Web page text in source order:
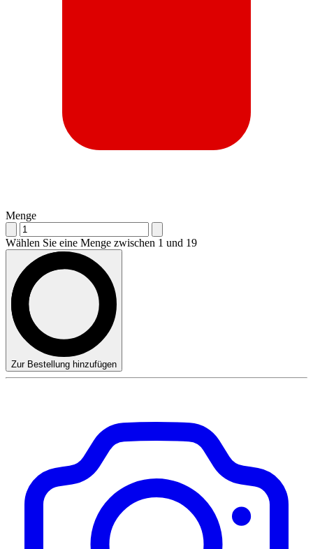
Menge
Wählen Sie eine Menge zwischen 1 und 19
Zur Bestellung hinzufügen